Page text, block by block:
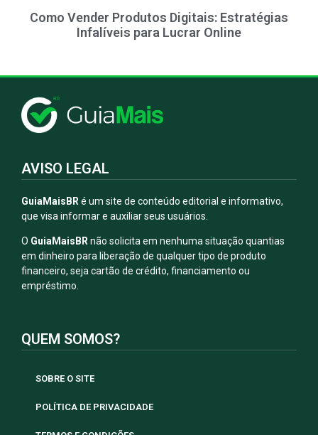
Como Vender Produtos Digitais: Estratégias
Infalíveis para Lucrar Online
AVISO LEGAL
GuiaMaisBR é um site de conteúdo editorial e informativo,
que visa informar e auxiliar seus usuários.
O GuiaMaisBR não solicita em nenhuma situação quantias
em dinheiro para liberação de qualquer tipo de produto
financeiro, seja cartão de crédito, financiamento ou
empréstimo.
QUEM SOMOS?
SOBRE O SITE
POLÍTICA DE PRIVACIDADE